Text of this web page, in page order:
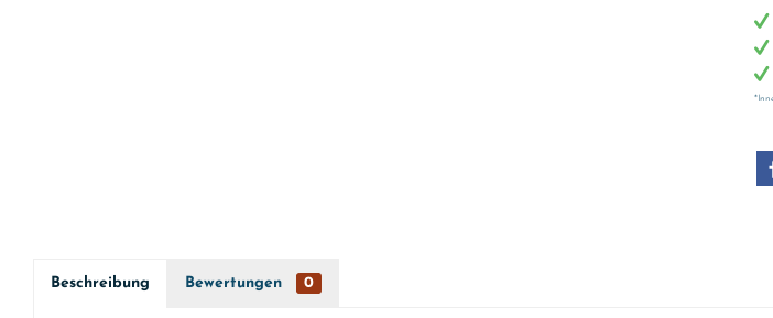
Beschreibung Bewertungen 0